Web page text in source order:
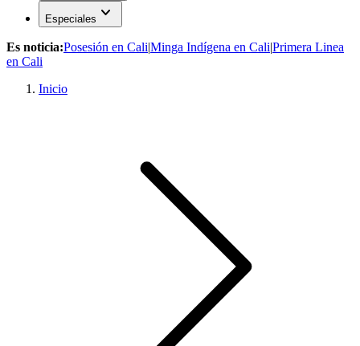
Especiales expand_more
Es noticia:Posesión en Cali|Minga Indígena en Cali|Primera Linea
en Cali
Inicio